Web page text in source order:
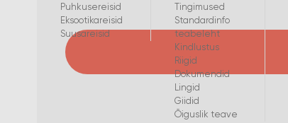
Puhkusereisid
Eksootikareisid
Suusareisid
Tingimused
Standardinfo
teabeleht
Kindlustus
Riigid
Dokumendid
Lingid
Giidid
Õiguslik teave